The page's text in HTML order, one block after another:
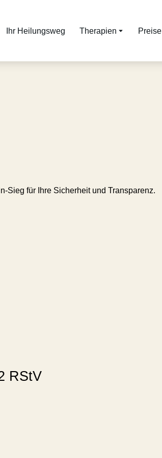
Ihr Heilungsweg Therapien Preise
Sieg für Ihre Sicherheit und Transparenz.
RStV